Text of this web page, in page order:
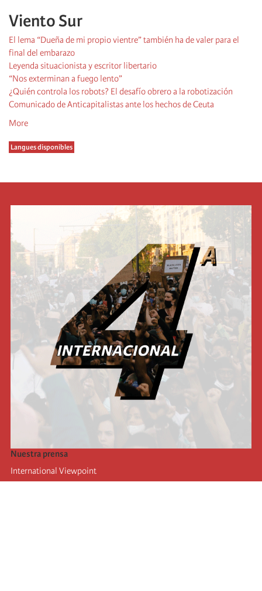
Viento Sur
El lema “Dueña de mi propio vientre” también ha de valer para el
final del embarazo
Leyenda situacionista y escritor libertario
“Nos exterminan a fuego lento”
¿Quién controla los robots? El desafío obrero a la robotización
Comunicado de Anticapitalistas ante los hechos de Ceuta
More
Langues disponibles
Nuestra prensa
International Viewpoint